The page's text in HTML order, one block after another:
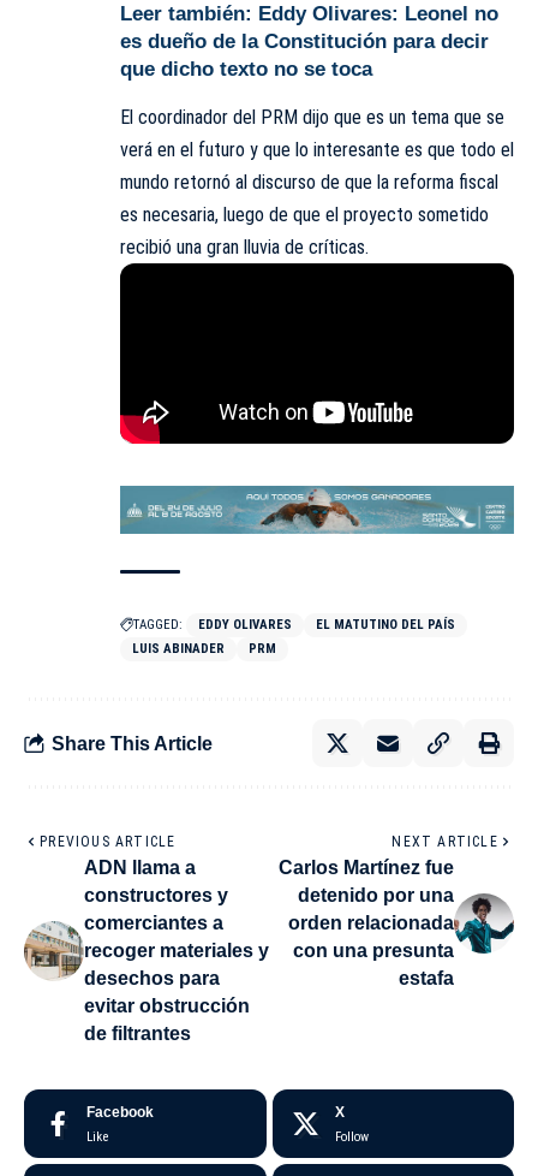
Leer también: Eddy Olivares: Leonel no
es dueño de la Constitución para decir
que dicho texto no se toca
El coordinador del PRM dijo que es un tema que se
verá en el futuro y que lo interesante es que todo el
mundo retornó al discurso de que la reforma fiscal
es necesaria, luego de que el proyecto sometido
recibió una gran lluvia de críticas.
TAGGED: EDDY OLIVARES
EL MATUTINO DEL PAÍS
LUIS ABINADER
PRM
Share This Article
PREVIOUS ARTICLE
ADN llama a
constructores y
comerciantes a
recoger materiales y
desechos para
evitar obstrucción
de filtrantes
NEXT ARTICLE
Carlos Martínez fue
detenido por una
orden relacionada
con una presunta
estafa
Facebook
Like
X
Follow